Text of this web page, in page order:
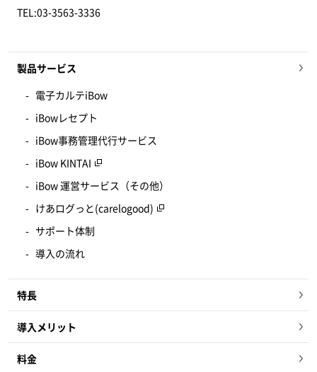
TEL:03-3563-3336
製品サービス
電子カルテiBow
iBowレセプト
iBow事務管理代行サービス
iBow KINTAI
iBow 運営サービス（その他）
けあログっと(carelogood)
サポート体制
導入の流れ
特長
導入メリット
料金